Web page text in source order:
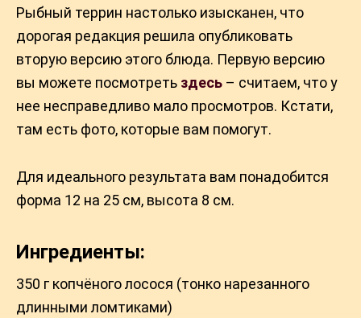
Рыбный террин настолько изысканен, что
дорогая редакция решила опубликовать
вторую версию этого блюда. Первую версию
вы можете посмотреть здесь – считаем, что у
нее несправедливо мало просмотров. Кстати,
там есть фото, которые вам помогут.
Для идеального результата вам понадобится
форма 12 на 25 см, высота 8 см.
Ингредиенты:
350 г копчёного лосося (тонко нарезанного
длинными ломтиками)